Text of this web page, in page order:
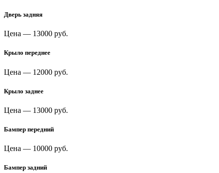
Дверь задняя
Цена — 13000 руб.
Крыло переднее
Цена — 12000 руб.
Крыло заднее
Цена — 13000 руб.
Бампер передний
Цена — 10000 руб.
Бампер задний